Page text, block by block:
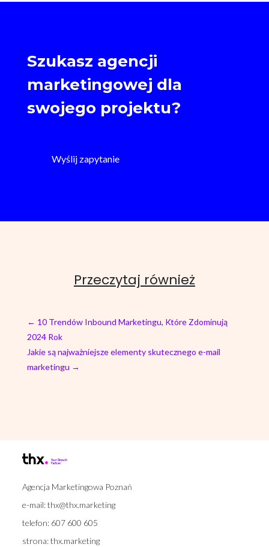
Szukasz agencji
marketingowej dla
swojego projektu?
Wyślij zapytanie
Przeczytaj również
← 10 Trendów Inbound Marketingu, Które Zdominują
2024 Rok
Jakie są najważniejsze elementy skutecznego e-mail
marketingu →
Agencja Marketingowa Poznań
e-mail:thx@thx.marketing
telefon: 607 600 605
strona:thx.marketing